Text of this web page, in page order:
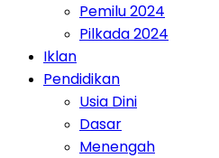
Pemilu 2024
Pilkada 2024
Iklan
Pendidikan
Usia Dini
Dasar
Menengah